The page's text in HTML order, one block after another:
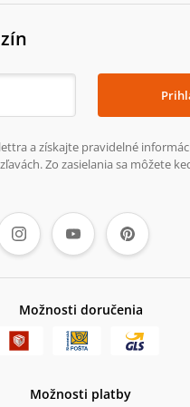
a získajte pravidelné
Zo zasielania sa môžete
Možnosti doručenia
Možnosti platby